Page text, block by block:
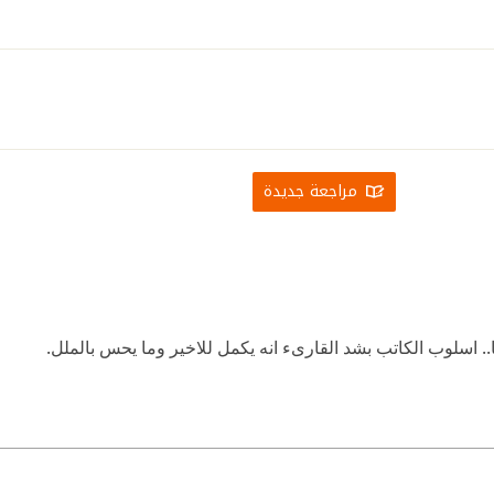
مراجعة جديدة
اسلوب الكاتب بشد القارىء انه يكمل للاخير وما يحس بالملل.